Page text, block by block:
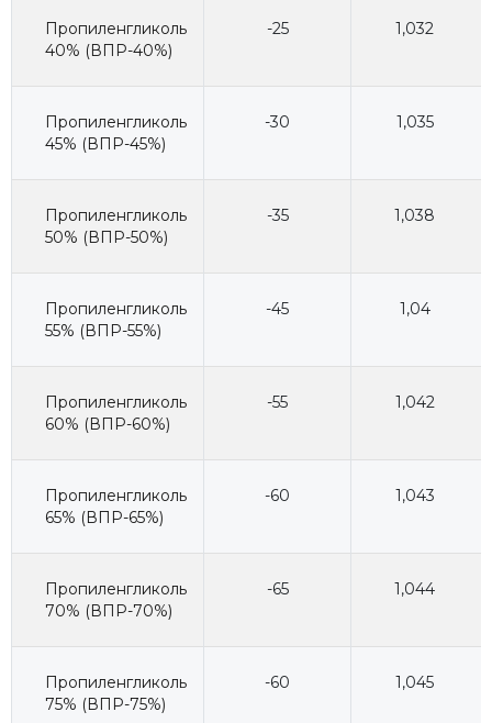
Пропиленгликоль
40% (ВПР-40%)
-25 1,032
Пропиленгликоль
45% (ВПР-45%)
-30 1,035
Пропиленгликоль
50% (ВПР-50%)
-35 1,038
Пропиленгликоль
55% (ВПР-55%)
-45 1,04
Пропиленгликоль
60% (ВПР-60%)
-55 1,042
Пропиленгликоль
65% (ВПР-65%)
-60 1,043
Пропиленгликоль
70% (ВПР-70%)
-65 1,044
Пропиленгликоль
75% (ВПР-75%)
-60 1,045